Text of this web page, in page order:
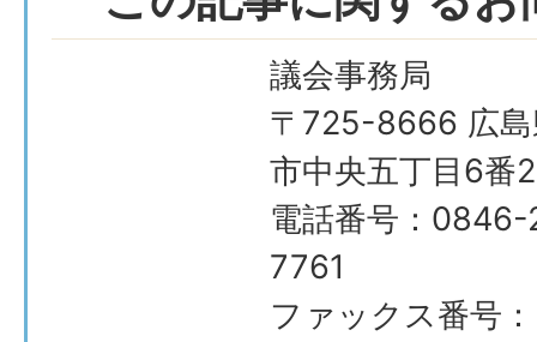
議会事務局
〒725-8666 広島
市中央五丁目6番
電話番号：
7761
ファックス番号：